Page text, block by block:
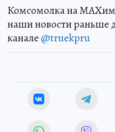
Комсомолка на
наши новости раньше
канале @truekpru